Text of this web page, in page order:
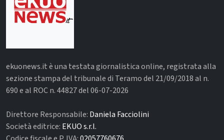
ekuonews.it è una testata giornalistica online, registrata alla
sezione stampa del tribunale di Teramo del 21/09/2018 al n.
690 e al ROC n. 44827 del 06-07-2026
Direttore Responsabile: Daniela Facciolini
Società editrice: EKUO s.r.l.